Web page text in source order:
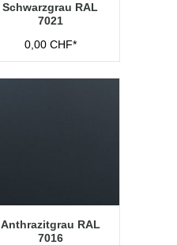
Schwarzgrau RAL
7021
0,00 CHF*
Anthrazitgrau RAL
7016